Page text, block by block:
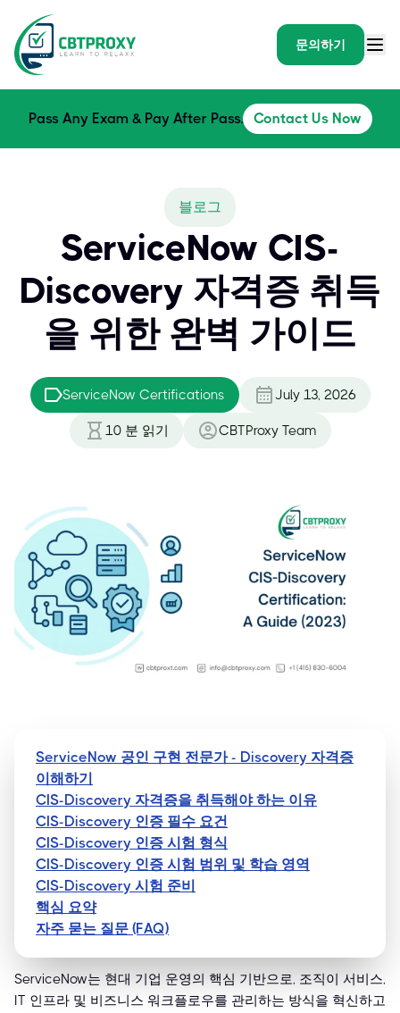
문의하기
Pass Any Exam & Pay After Pass. Contact Us Now
블로그
ServiceNow CIS-
Discovery 자격증 취득
을 위한 완벽 가이드
ServiceNow Certifications July 13, 2026
10 분 읽기 CBTProxy Team
ServiceNow 공인 구현 전문가 - Discovery 자격증
이해하기
CIS-Discovery 자격증을 취득해야 하는 이유
CIS-Discovery 인증 필수 요건
CIS-Discovery 인증 시험 형식
CIS-Discovery 인증 시험 범위 및 학습 영역
CIS-Discovery 시험 준비
핵심 요약
자주 묻는 질문 (FAQ)
ServiceNow는 현대 기업 운영의 핵심 기반으로, 조직이 서비스,
IT 인프라 및 비즈니스 워크플로우를 관리하는 방식을 혁신하고